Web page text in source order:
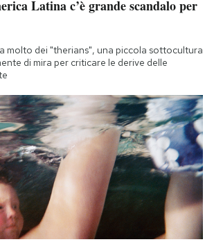
Latina c’è grande scandalo per
molto dei "therians", una piccola sottocultura
di mira per criticare le derive delle